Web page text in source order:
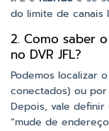
do limite de canais
2. Como saber
no DVR JFL?
Podemos localizar
conectados) ou
Depois, vale definir
“mude de